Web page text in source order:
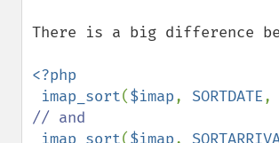
There is a big difference
<?php
imap_sort($imap, SORTDATE,
// and
imap_sort($imap,